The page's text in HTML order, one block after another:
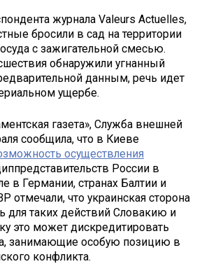
журнала Valeurs Actuelles,
бросили в сад на территории
с зажигательной смесью.
обнаружили угнанный
данным, речь идет
ущербе.
газета», Служба внешней
сообщила, что в Киеве
осуществления
России в
в Германии, странах Балтии и
отмечали, что украинская сторона
для таких действий Словакию и
это может дискредитировать
занимающие особую позицию в
конфликта.